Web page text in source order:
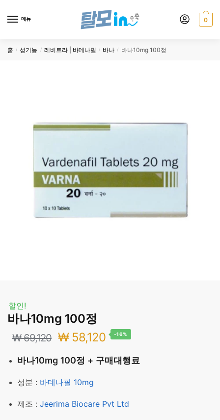
메뉴 0
홈 / 성기능 / 레비트라 | 바데나필 / 바나 / 바나10mg 100정
할인!
바나10mg 100정
₩69,120 원
래
₩ 69,120.
₩58,120현
재
₩ 58,120.
-16%
바나10mg 100정 + 구매대행료
성분 : 바데나필 10mg
제조 : Jeerima Biocare Pvt Ltd